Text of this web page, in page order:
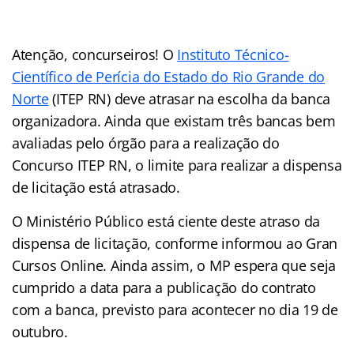
Atenção, concurseiros! O Instituto Técnico-
Científico de Perícia do Estado do Rio Grande do
Norte(ITEP RN) deve atrasar na escolha da banca
organizadora. Ainda que existam três bancas bem
avaliadas pelo órgão para a realização do
Concurso ITEP RN, o limite para realizar a dispensa
de licitação está atrasado.
O Ministério Público está ciente deste atraso da
dispensa de licitação, conforme informou ao Gran
Cursos Online. Ainda assim, o MP espera que seja
cumprido a data para a publicação do contrato
com a banca, previsto para acontecer no dia 19 de
outubro.